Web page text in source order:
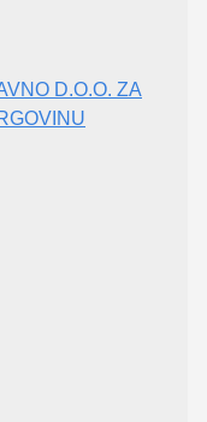
D.O.O. ZA